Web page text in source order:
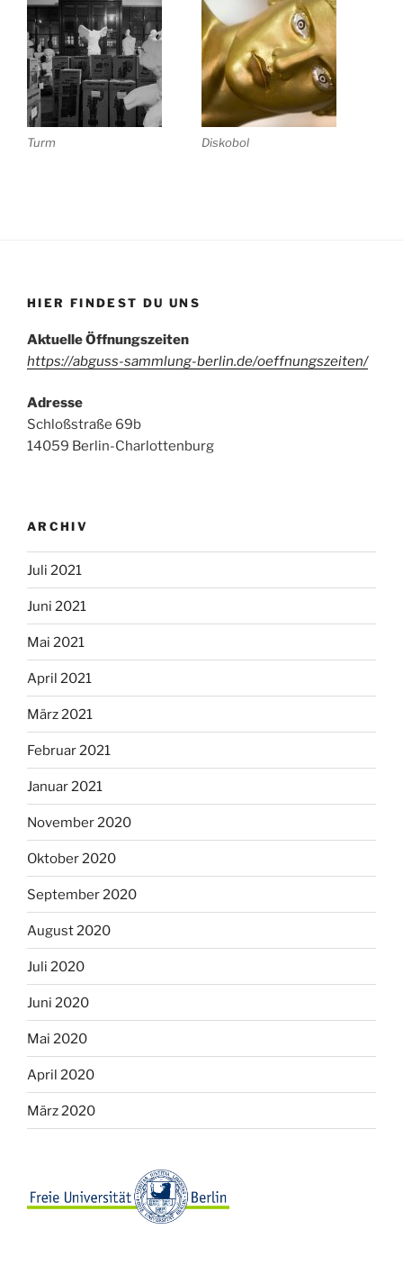
Turm Diskobol
HIER FINDEST DU UNS
Aktuelle Öffnungszeiten
https://abguss-sammlung-berlin.de/oeffnungszeiten/
Adresse
Schloßstraße 69b
14059 Berlin-Charlottenburg
ARCHIV
Juli 2021
Juni 2021
Mai 2021
April 2021
März 2021
Februar 2021
Januar 2021
November 2020
Oktober 2020
September 2020
August 2020
Juli 2020
Juni 2020
Mai 2020
April 2020
März 2020